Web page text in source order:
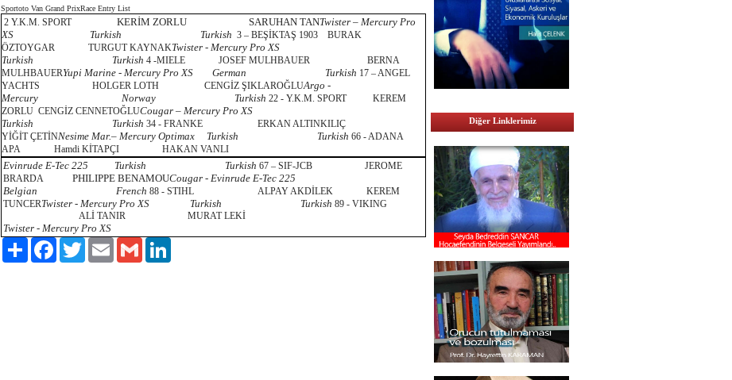
Sportoto Van Grand PrixRace Entry List
2 Y.K.M. SPORT KERİM ZORLU SARUHAN TANTwister – Mercury Pro
XS
Turkish Turkish 3 – BEŞİKTAŞ 1903
BURAK
ÖZTOYGAR
TURGUT KAYNAKTwister - Mercury Pro XS
Turkish
Turkish 4 -MIELE JOSEF MULHBAUER
BERNA
MULHBAUERYupi Marine - Mercury Pro XS German Turkish 17 – ANGEL
YACHTS
HOLGER LOTH CENGİZ ŞIKLAROĞLUArgo -
Mercury
Norway Turkish 22 - Y.K.M. SPORT
KEREM
ZORLU CENGİZ CENNETOĞLUCougar – Mercury Pro XS
Turkish
Turkish 34 - FRANKE
ERKAN ALTINKILIÇ
YİĞİT ÇETİNNesime Mar.– Mercury Optimax Turkish Turkish 66 - ADANA
APA
Hamdi KİTAPÇI HAKAN VANLI
Evinrude E-Tec 225 Turkish Turkish 67 – SIF-JCB
JEROME
BRARDA
PHILIPPE BENAMOUCougar - Evinrude E-Tec 225
Belgian
French 88 - STIHL ALPAY AKDİLEK
KEREM
TUNCERTwister - Mercury Pro XS Turkish Turkish 89 - VIKING
ALİ TANIR
MURAT LEKİ
Twister - Mercury Pro XS
Paylaş FacebookTwitter Email Gmail
Diğer Linklerimiz